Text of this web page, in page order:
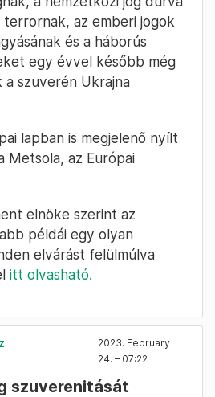
az emberi jogok
és a háborús
egy évvel később még
szuverén Ukrajna
lapban is megjelenő nyílt
Metsola, az Európai
elnöke szerint az
példái egy olyan
elvárást felülmúlva
itt olvasható.
2023. February
24. – 07:22
szuverenitását